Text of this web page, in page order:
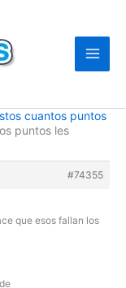
cuantos puntos
puntos les
#74355
que esos fallan los